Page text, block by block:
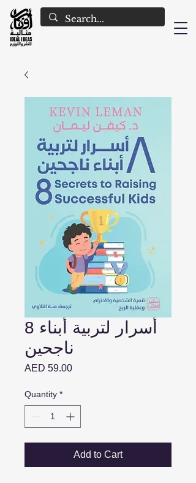
8 أسرار لتربية أبناء
ناجحين
AED 59.00Price
Quantity *
Add to Cart